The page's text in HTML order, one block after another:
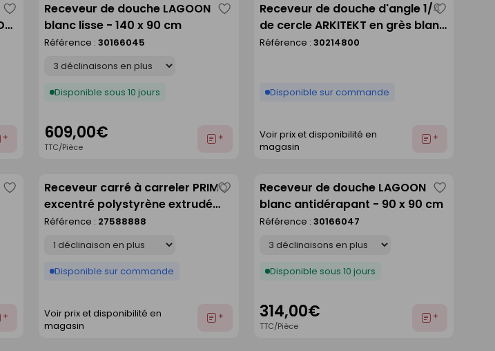
Enregistrer
comme
Receveur de douche LAGOON
blanc lisse - 140 x 90 cm
Référence : 30166045
Disponible sous 10 jours
609,00€
TTC/Pièce
Ajouter
Enregistrer
comme
Receveur de douche d'angle 1/4
de cercle ARKITEKT en grès blanc
- 90x90cm
Référence : 30214800
Disponible sur commande
Voir prix et disponibilité en
magasin
Ajouter
comme
Enregistrer
comme
Receveur carré à carreler PRIMO
excentré polystyrène extrudé
haut.4cm larg.120cm long.120cm
Référence : 27588888
Disponible sur commande
Voir prix et disponibilité en
magasin
Ajouter
Enregistrer
comme
Receveur de douche LAGOON
blanc antidérapant - 90 x 90 cm
Référence : 30166047
Disponible sous 10 jours
314,00€
TTC/Pièce
Ajouter
comme